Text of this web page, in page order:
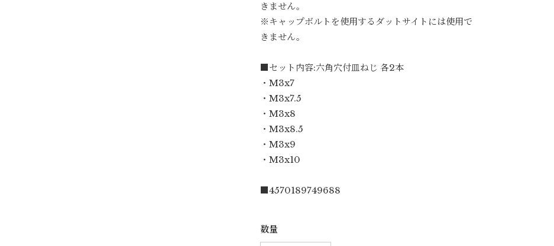
きません。
※キャップボルトを使用するダットサイトには使用で
きません。
■セット内容:六角穴付皿ねじ 各2本
・M3x7
・M3x7.5
・M3x8
・M3x8.5
・M3x9
・M3x10
■4570189749688
数量